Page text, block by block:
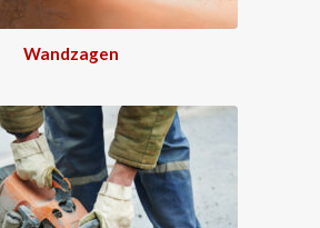
Wandzagen